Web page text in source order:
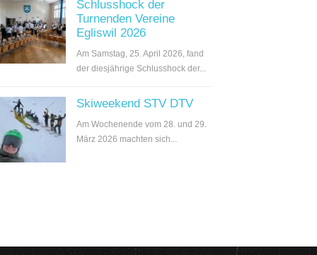
Schlusshock der
Turnenden Vereine
Egliswil 2026
Am Samstag, 25. April 2026, fand
der diesjährige Schlusshock der...
Skiweekend STV DTV
Am Wochenende vom 28. und 29.
März 2026 machten sich...